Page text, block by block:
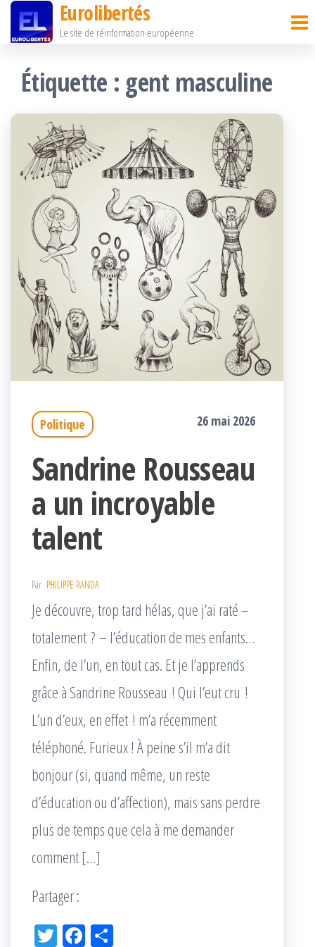
Passer
contenu
Eurolibertés
Le site de réinformation européenne
Étiquette : gent masculine
Politique 26 mai 2026
Sandrine Rousseau
a un incroyable
talent
Par PHILIPPE RANDA
Je découvre, trop tard hélas, que j’ai raté –
totalement ? – l’éducation de mes enfants…
Enfin, de l’un, en tout cas. Et je l’apprends
grâce à Sandrine Rousseau ! Qui l’eut cru !
L’un d’eux, en effet ! m’a récemment
téléphoné. Furieux ! À peine s’il m’a dit
bonjour (si, quand même, un reste
d’éducation ou d’affection), mais sans perdre
plus de temps que cela à me demander
comment […]
Partager :
Tw Fac